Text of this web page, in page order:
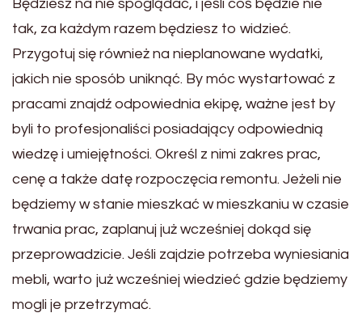
Będziesz na nie spoglądać, i jeśli coś będzie nie
tak, za każdym razem będziesz to widzieć.
Przygotuj się również na nieplanowane wydatki,
jakich nie sposób uniknąć. By móc wystartować z
pracami znajdź odpowiednia ekipę, ważne jest by
byli to profesjonaliści posiadający odpowiednią
wiedzę i umiejętności. Określ z nimi zakres prac,
cenę a także datę rozpoczęcia remontu. Jeżeli nie
będziemy w stanie mieszkać w mieszkaniu w czasie
trwania prac, zaplanuj już wcześniej dokąd się
przeprowadzicie. Jeśli zajdzie potrzeba wyniesiania
mebli, warto już wcześniej wiedzieć gdzie będziemy
mogli je przetrzymać.